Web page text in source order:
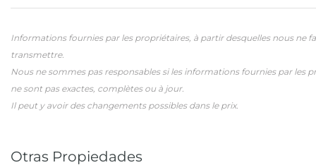
Informations fournies par les propriétaires, à partir desquelles nous ne
transmettre.
Nous ne sommes pas responsables si les informations fournies par les
ne sont pas exactes, complètes ou à jour.
Il peut y avoir des changements possibles dans le prix.
Otras Propiedades